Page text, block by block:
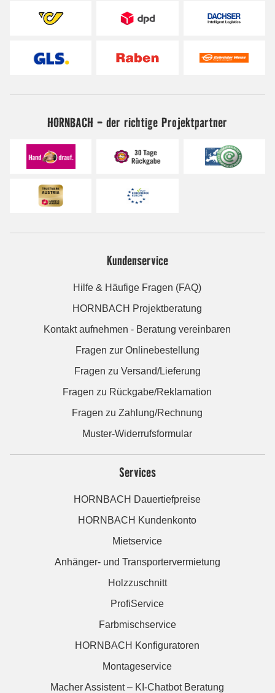
HORNBACH - der richtige Projektpartner
Kundenservice
Hilfe & Häufige Fragen (FAQ)
HORNBACH Projektberatung
Kontakt aufnehmen - Beratung vereinbaren
Fragen zur Onlinebestellung
Fragen zu Versand/Lieferung
Fragen zu Rückgabe/Reklamation
Fragen zu Zahlung/Rechnung
Muster-Widerrufsformular
Services
HORNBACH Dauertiefpreise
HORNBACH Kundenkonto
Mietservice
Anhänger- und Transportervermietung
Holzzuschnitt
ProfiService
Farbmischservice
HORNBACH Konfiguratoren
Montageservice
Macher Assistent – KI-Chatbot Beratung